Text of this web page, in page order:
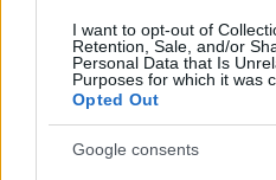
I want to opt-out of
Retention, Sale, and/or
Personal Data that Is
Purposes for which it was
Opted Out
Google consents
Ricevi le
daGoogle